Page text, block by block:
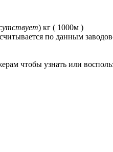
) кг ( 1000м )
по данным
чтобы узнать или